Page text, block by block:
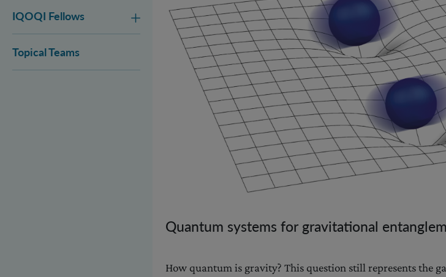
IQOQI Fellows
Topical Teams
Quantum systems for gravitational
How quantum is gravity? This question still represents the